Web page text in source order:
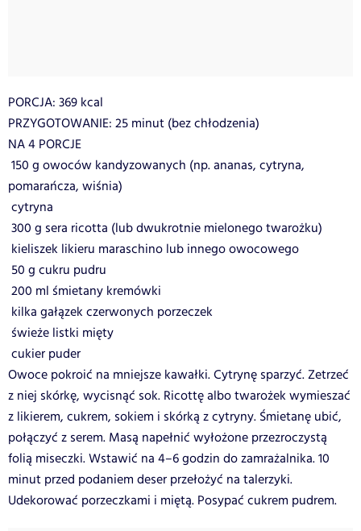
PORCJA: 369 kcal
PRZYGOTOWANIE: 25 minut (bez chłodzenia)
NA 4 PORCJE
 150 g owoców kandyzowanych (np. ananas, cytryna,
pomarańcza, wiśnia)
cytryna
 300 g sera ricotta (lub dwukrotnie mielonego twarożku)
kieliszek likieru maraschino lub innego owocowego
50 g cukru pudru
 200 ml śmietany kremówki
 kilka gałązek czerwonych porzeczek
 świeże listki mięty
cukier puder
Owoce pokroić na mniejsze kawałki. Cytrynę sparzyć. Zetrzeć
z niej skórkę, wycisnąć sok. Ricottę albo twarożek wymieszać
z likierem, cukrem, sokiem i skórką z cytryny. Śmietanę ubić,
połączyć z serem. Masą napełnić wyłożone przezroczystą
folią miseczki. Wstawić na 4–6 godzin do zamrażalnika. 10
minut przed podaniem deser przełożyć na talerzyki.
Udekorować porzeczkami i miętą. Posypać cukrem pudrem.